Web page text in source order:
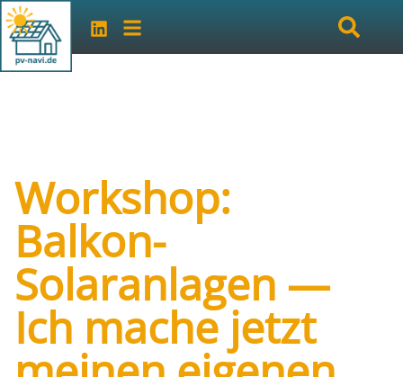
Workshop:
Balkon-
Solaranlagen —
Ich mache jetzt